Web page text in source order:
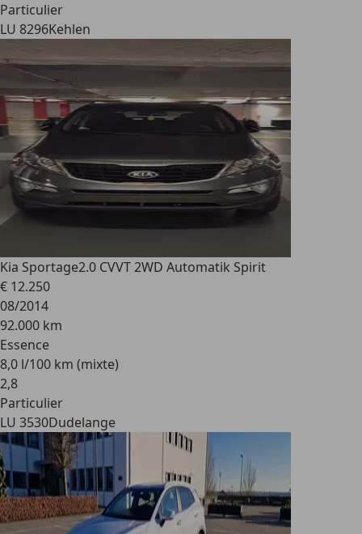
Particulier
LU 8296Kehlen
Kia Sportage2.0 CVVT 2WD Automatik Spirit
€ 12.250
08/2014
92.000 km
Essence
8,0 l/100 km (mixte)
2,8
Particulier
LU 3530Dudelange